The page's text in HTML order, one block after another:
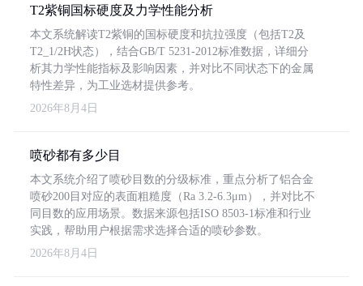
T2紫铜国标硬度及力学性能分析
本文系统解读T2紫铜的国标硬度和抗拉强度（包括T2及
T2_1/2H状态），结合GB/T 5231-2012标准数据，详细分
析其力学性能指标及影响因素，并对比不同状态下的金属
特性差异，为工业选材提供参考。
2026年8月4日
喷砂都有多少目
本文系统介绍了喷砂目数的分级标准，重点分析了铝合金
喷砂200目对应的表面粗糙度（Ra 3.2-6.3μm），并对比不
同目数的应用场景。数据来源包括ISO 8503-1标准和行业
实践，帮助用户根据需求选择合适的喷砂参数。
2026年8月4日